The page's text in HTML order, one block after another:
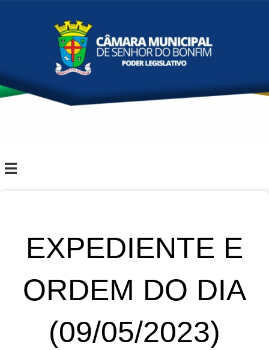
EXPEDIENTE E
ORDEM DO DIA
(09/05/2023)